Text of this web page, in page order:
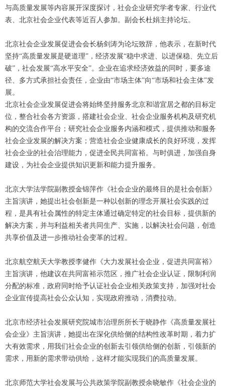
与高质量发展等内容展开深度探讨，社会企业研究学者专家、行业代
表、北京社会企业代表等近百人参加。副会长杜娟主持论坛。
北京社会企业发展促进会会长杨剑涛为论坛致辞，他表示，在新时代
坚持“高质量发展是硬道理”，经济发展“稳中求进、以进保稳、先立后
破”，社会发展“高水平安全”。企业在追求经济效益的同时，要多途
径、多方式承担社会责任，企业由“市场主体”向“市场和社会主体”发
展。
北京社会企业发展促进会将始终坚持服务北京和谐宜居之都的目标定
位，整合社会各方资源，搭建社会企业、社会企业服务机构及研究机
构的交流合作平台；研究社会企业服务内涵和模式，提供推动和服务
社会企业发展的解决方案；营造社会企业健康成长的良好环境，发挥
社会企业的社会治理能力，促进全民共同富裕。与时俱进，加强自身
建设，为社会企业提供知识更新和能力提升服务。
北京大学法学院副教授金锦萍作《社会企业的最终目的是社会创新》
主旨演讲，她提出社会创新是一种以创新的理念开展社会实践的过
程，是具有社会属性的特定主体通过确定特定的社会目标，提供新的
解决方案，并与利益相关者共同生产、实施，以解决社会问题，创造
共享价值及进一步推动社会变革的过程。
北京航空航天大学教授李健作《大力发展社会企业，促进共同富裕》
主旨演讲，他建议在共同富裕示范区，推广社会企业认证，限制利润
分配的标准，政府同时给予认证社会企业相关政策支持，加强对社会
企业宣传提高社会公众认知，实现政府推动，消费拉动。
北京市经济社会发展研究院城市治理所所长于晓静作《高质量发展社
会企业》主旨演讲，她提出在深化供给侧的结构性改革时期，着力扩
大有效需求，用我们社会企业的创新去引领供给侧的创新，引领新的
需求，用新的需求带动供给，这样才能实现我们的高质量发展。
北京师范大学社会发展与公共政策学院副教授余晓敏作《社会企业的